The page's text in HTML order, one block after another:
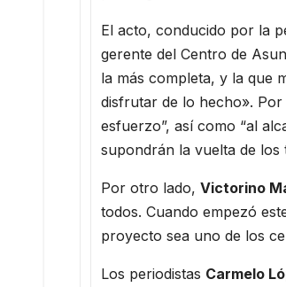
El acto, conducido por la
gerente del Centro de
la más completa, y la que
disfrutar de lo hecho».
esfuerzo”, así como “al
supondrán la vuelta de los
Por otro lado,Victorino
todos. Cuando empezó
proyecto sea uno de los
Los periodistas Carmelo